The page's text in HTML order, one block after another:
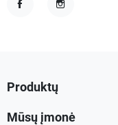
Produktų
Mūsų įmonė